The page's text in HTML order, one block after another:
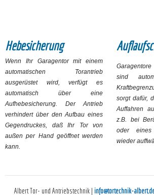
Hebesicherung
Wenn Ihr Garagentor mit einem
automatischen Torantrieb
ausgerüstet wird, verfügt es
automatisch über eine
Aufhebesicherung. Der Antrieb
verhindert über den Aufbau eines
Gegendruckes, daß Ihr Tor von
außen per Hand geöffnet werden
kann.
sind
sorgt dafür,
Auffahren
z.B. bei
oder eines
wieder
Albert Tor- und Antriebstechnik| info@tortechnik-